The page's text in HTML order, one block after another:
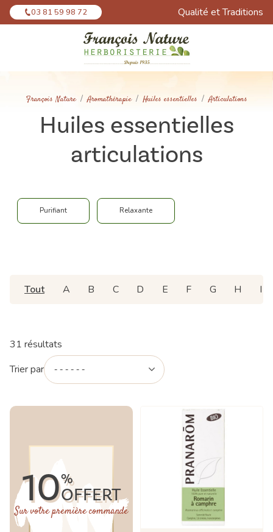
03 81 59 98 72 Qualité et Traditions
François Nature Aromathérapie Huiles essentielles Articulations
Huiles essentielles
articulations
Purifiant Relaxante
Tout A B C D E F G H I
31 résultats
Trier par
10%
OFFERT
Sur votre première commande
Panneau de gestion des cookies